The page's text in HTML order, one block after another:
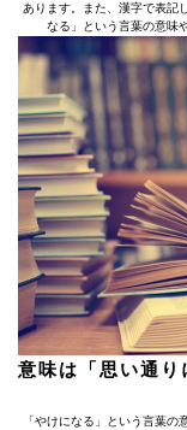
あります。また、漢字で表記
なる」という言葉の意味
意味は「思い通り
「やけになる」という言葉の